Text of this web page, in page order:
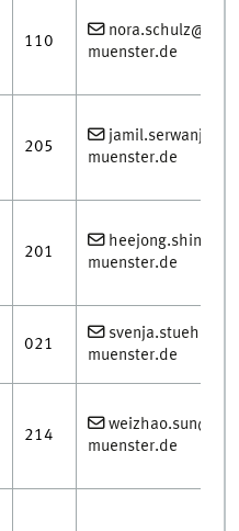
110
nora.schulz@uni-
muenster.de
205
muenster.de
201
muenster.de
021
muenster.de
214
weizhao.sun@uni-
muenster.de